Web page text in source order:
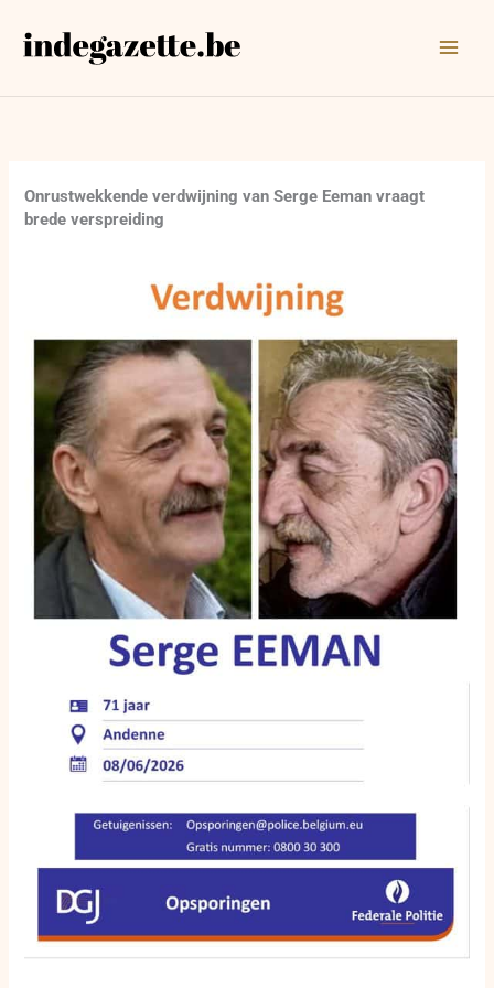
naar
Onrustwekkende verdwijning van Serge Eeman vraagt
brede verspreiding